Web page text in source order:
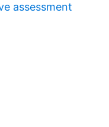
assessment